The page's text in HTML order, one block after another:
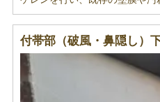
付帯部（破風・鼻隠し）